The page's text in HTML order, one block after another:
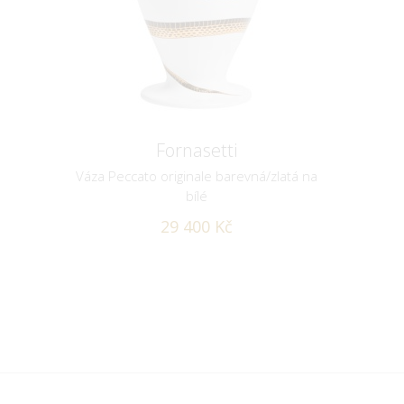
Fornasetti
Váza Peccato originale barevná/zlatá na
bílé
29 400 Kč